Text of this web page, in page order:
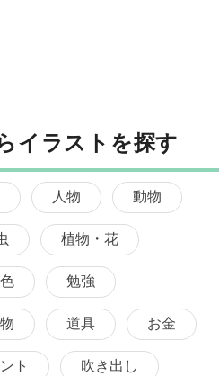
イラストを探す
人物 動物
植物・花
色 勉強
道具 お金
ト 吹き出し